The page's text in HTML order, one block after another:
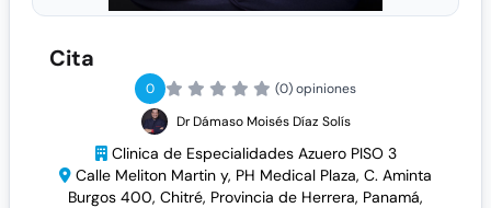
Cita
0
(0) opiniones
Dr Dámaso Moisés Díaz Solís
Clinica de Especialidades Azuero PISO 3
Calle Meliton Martin y, PH Medical Plaza, C. Aminta
Burgos 400, Chitré, Provincia de Herrera, Panamá,